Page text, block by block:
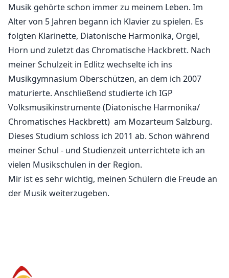
Musik gehörte schon immer zu meinem Leben. Im
Alter von 5 Jahren begann ich Klavier zu spielen. Es
folgten Klarinette, Diatonische Harmonika, Orgel,
Horn und zuletzt das Chromatische Hackbrett. Nach
meiner Schulzeit in Edlitz wechselte ich ins
Musikgymnasium Oberschützen, an dem ich 2007
maturierte. Anschließend studierte ich IGP
Volksmusikinstrumente (Diatonische Harmonika/
Chromatisches Hackbrett) am Mozarteum Salzburg.
Dieses Studium schloss ich 2011 ab. Schon während
meiner Schul - und Studienzeit unterrichtete ich an
vielen Musikschulen in der Region.
Mir ist es sehr wichtig, meinen Schülern die Freude an
der Musik weiterzugeben.
Musikschule Kirchberg am Wechsel